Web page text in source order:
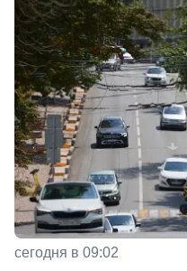
сегодня в 09:02